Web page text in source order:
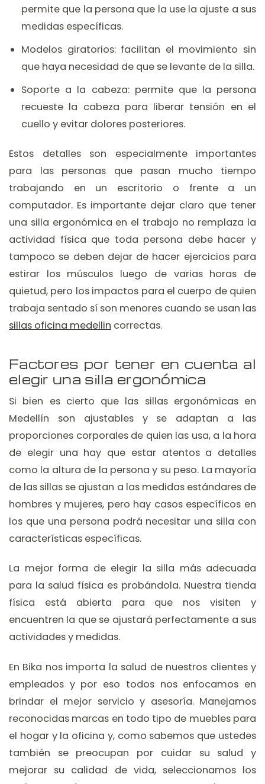
permite que la persona que la use la ajuste a sus
medidas específicas.
Modelos giratorios: facilitan el movimiento sin
que haya necesidad de que se levante de la silla.
Soporte a la cabeza: permite que la persona
recueste la cabeza para liberar tensión en el
cuello y evitar dolores posteriores.
Estos detalles son especialmente importantes
para las personas que pasan mucho tiempo
trabajando en un escritorio o frente a un
computador. Es importante dejar claro que tener
una silla ergonómica en el trabajo no remplaza la
actividad física que toda persona debe hacer y
tampoco se deben dejar de hacer ejercicios para
estirar los músculos luego de varias horas de
quietud, pero los impactos para el cuerpo de quien
trabaja sentado sí son menores cuando se usan las
sillas oficina medellin correctas.
Factores por tener en cuenta al
elegir una silla ergonómica
Si bien es cierto que las sillas ergonómicas en
Medellín son ajustables y se adaptan a las
proporciones corporales de quien las usa, a la hora
de elegir una hay que estar atentos a detalles
como la altura de la persona y su peso. La mayoría
de las sillas se ajustan a las medidas estándares de
hombres y mujeres, pero hay casos específicos en
los que una persona podrá necesitar una silla con
características específicas.
La mejor forma de elegir la silla más adecuada
para la salud física es probándola. Nuestra tienda
física está abierta para que nos visiten y
encuentren la que se ajustará perfectamente a sus
actividades y medidas.
En Bika nos importa la salud de nuestros clientes y
empleados y por eso todos nos enfocamos en
brindar el mejor servicio y asesoría. Manejamos
reconocidas marcas en todo tipo de muebles para
el hogar y la oficina y, como sabemos que ustedes
también se preocupan por cuidar su salud y
mejorar su calidad de vida, seleccionamos los